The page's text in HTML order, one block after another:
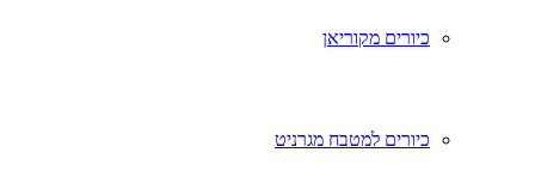
כיורים מקוריאן
כיורים למטבח מגרניט